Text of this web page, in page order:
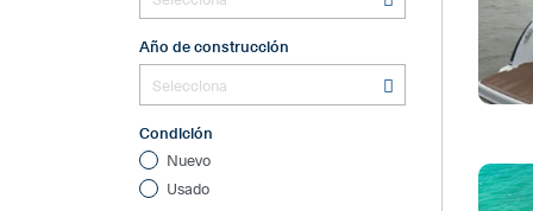
Año de construcción
Condición
Nuevo
Usado